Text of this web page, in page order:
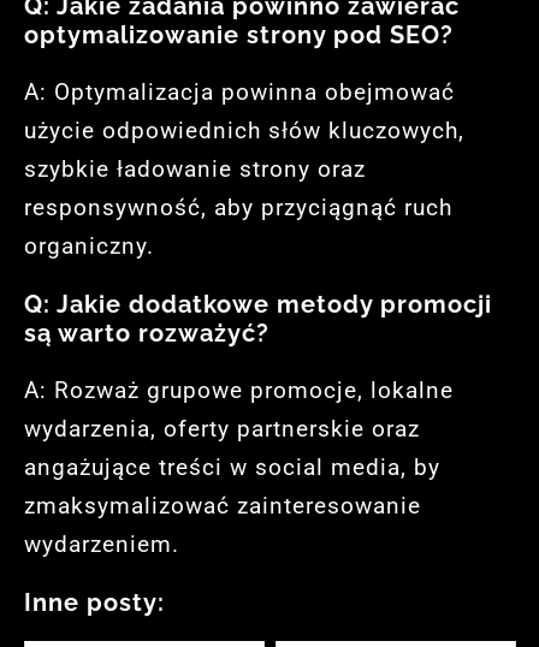
Q: Jakie zadania powinno zawierać
optymalizowanie strony pod SEO?
A: Optymalizacja powinna obejmować
użycie odpowiednich słów kluczowych,
szybkie ładowanie strony oraz
responsywność, aby przyciągnąć ruch
organiczny.
Q: Jakie dodatkowe metody promocji
są warto rozważyć?
A: Rozważ grupowe promocje, lokalne
wydarzenia, oferty partnerskie oraz
angażujące treści w social media, by
zmaksymalizować zainteresowanie
wydarzeniem.
Inne posty: